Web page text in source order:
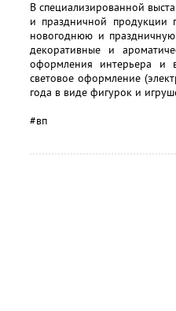
В специализированной
и праздничной продукции
новогоднюю и
декоративные и
оформления интерьера и
световое оформление
года в виде фигурок и
#вп